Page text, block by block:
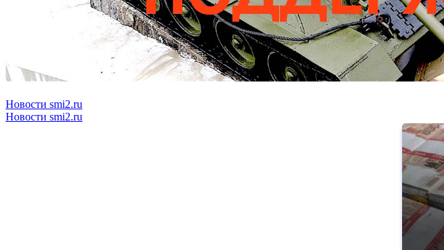
Новости smi2.ru
Новости smi2.ru